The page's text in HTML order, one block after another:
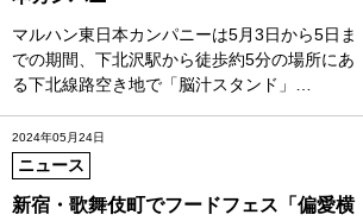
マルハン東日本カンパニーは5月3日から5日ま
での期間、下北沢駅から徒歩約5分の場所にあ
る下北線路空き地で「脳汁スタンド」…
2024年05月24日
ニュース
新宿・歌舞伎町でフードフェス「偏愛横